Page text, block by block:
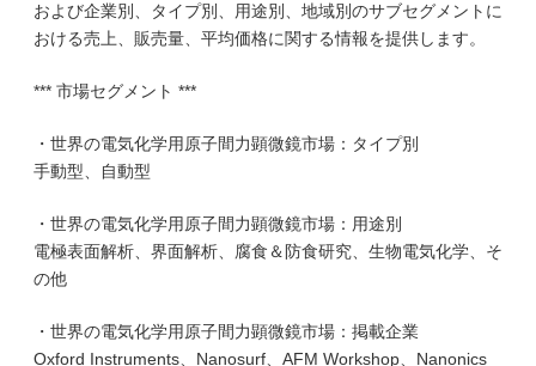
および企業別、タイプ別、用途別、地域別のサブセグメントに
おける売上、販売量、平均価格に関する情報を提供します。
*** 市場セグメント ***
・世界の電気化学用原子間力顕微鏡市場：タイプ別
手動型、自動型
・世界の電気化学用原子間力顕微鏡市場：用途別
電極表面解析、界面解析、腐食＆防食研究、生物電気化学、そ
の他
・世界の電気化学用原子間力顕微鏡市場：掲載企業
Oxford Instruments、Nanosurf、AFM Workshop、Nanonics